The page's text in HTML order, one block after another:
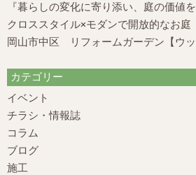
『暮らしの変化に寄り添い、庭の価
クロススタイル×モダンで開放的なお庭
岡山市中区 リフォームガーデン【ウッ
カテゴリー
イベント
チラシ・情報誌
コラム
ブログ
施工